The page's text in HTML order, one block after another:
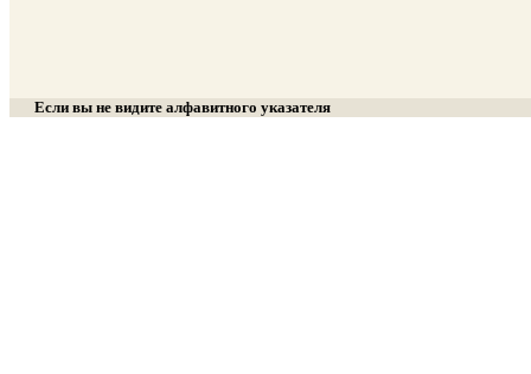
Если вы не видите алфавитного указателя